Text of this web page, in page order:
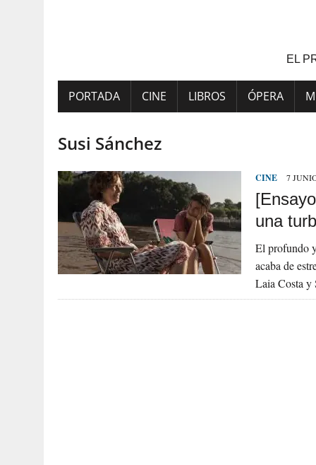
EL
PORTADA CINE LIBROS ÓPERA
Susi Sánchez
CINE 7
una
El profundo
acaba de
Laia Costa